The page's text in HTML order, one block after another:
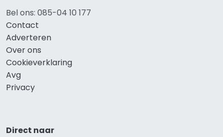
Bel ons: 085-04 10 177
Contact
Adverteren
Over ons
Cookieverklaring
Avg
Privacy
Direct naar